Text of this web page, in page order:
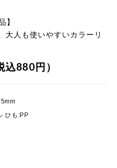
】
大人も使いやすいカラーリ
880円）
ひも:PP